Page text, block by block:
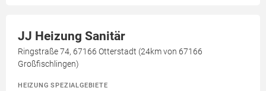
JJ Heizung Sanitär
Ringstraße 74, 67166 Otterstadt (24km von 67166
Großfischlingen)
HEIZUNG SPEZIALGEBIETE